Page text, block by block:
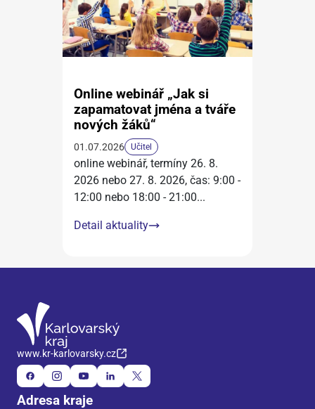
Online webinář „Jak si
zapamatovat jména a tváře
nových žáků“
01.07.2026 Učitel
online webinář, termíny 26. 8.
2026 nebo 27. 8. 2026, čas: 9:00 -
12:00 nebo 18:00 - 21:00...
Detail aktuality
www.kr-karlovarsky.cz
Adresa kraje